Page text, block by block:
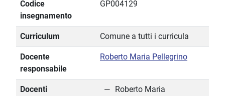
Codice
insegnamento
GP004129
Curriculum Comune a tutti i curricula
Docente
responsabile
Roberto Maria Pellegrino
Docenti
Roberto Maria